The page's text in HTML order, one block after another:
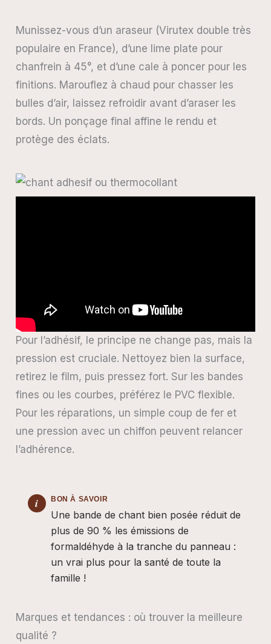
Munissez-vous d’un araseur (Virutex double très
populaire en France), d’une lime plate pour
chanfrein à 45°, et d’une cale à poncer pour les
finitions. Marouflez à chaud pour chasser les
bulles d’air, laissez refroidir avant d’araser les
bords. Un ponçage final affine le rendu et
protège des éclats.
Pour l’adhésif, le principe ne change pas, mais la
pression est cruciale. Nettoyez bien la surface,
retirez le film, puis pressez fort. Sur les bandes
fines ou les courbes, préférez le PVC flexible.
Pour les réparations, un simple coup de fer et
une pression avec un chiffon peuvent relancer
l’adhérence.
Une bande de chant bien posée réduit de
plus de 90 % les émissions de
formaldéhyde à la tranche du panneau :
un vrai plus pour la santé de toute la
famille !
Marques et tendances : où trouver la meilleure
qualité ?